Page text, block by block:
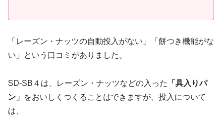
「レーズン・ナッツの自動投入がない」「餅つき機能がな
い」という口コミがありました。
SD-SB４は、レーズン・ナッツなどの入った
「具入りパ
ン」 をおいしくつくることはできますが、投入について
は、